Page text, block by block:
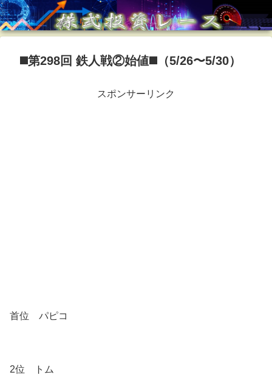
◼️第298回 鉄人戦②始値◼️（5/26〜5/30）
スポンサーリンク
首位 パピコ
2位 トム